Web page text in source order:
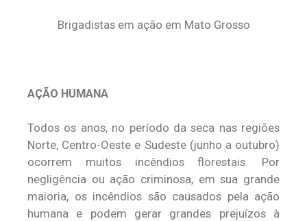
Brigadistas em ação em Mato Grosso
AÇÃO HUMANA
Todos os anos, no período da seca nas regiões
Norte, Centro-Oeste e Sudeste (junho a outubro)
ocorrem muitos incêndios florestais. Por
negligência ou ação criminosa, em sua grande
maioria, os incêndios são causados pela ação
humana e podem gerar grandes prejuízos à